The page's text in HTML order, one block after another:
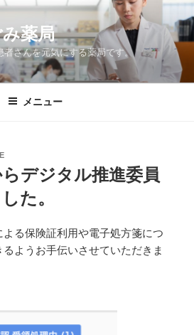
薬局
者さんを元気にする薬局です。
メニュー
デジタル推進委員
た。
る保険証利用や電子処方箋につ
ようお手伝いさせていただきま